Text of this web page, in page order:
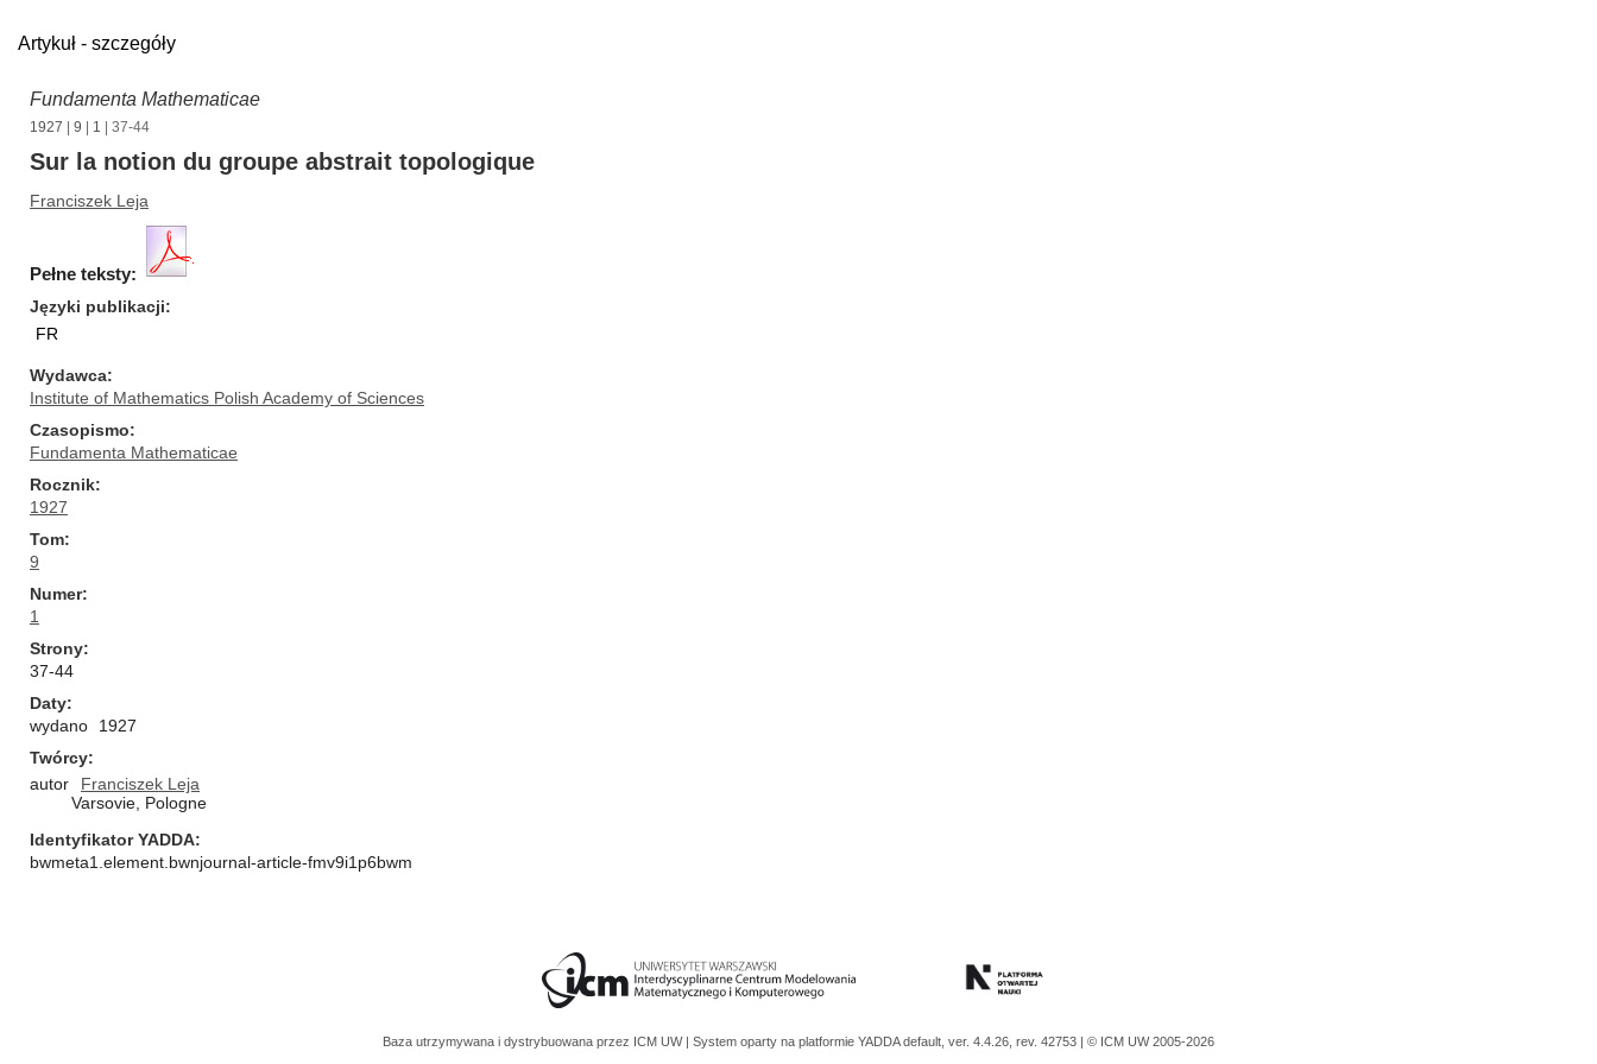
Artykuł - szczegóły
Fundamenta Mathematicae
1927 9 1 | 37-44
Sur la notion du groupe abstrait topologique
Franciszek Leja
Pełne teksty:
Języki publikacji
FR
Wydawca
Institute of Mathematics Polish Academy of Sciences
Czasopismo
Fundamenta Mathematicae
Rocznik
1927
Tom
9
Numer
1
Strony
37-44
Daty
wydano
1927
Twórcy
autor
Franciszek Leja
Varsovie, Pologne
Identyfikator YADDA
bwmeta1.element.bwnjournal-article-fmv9i1p6bwm
Baza utrzymywana i dystrybuowana przez ICM UW | System oparty na platformie YADDAdefault, ver. 4.4.26, rev. 42753 | © ICM UW 2005-2026